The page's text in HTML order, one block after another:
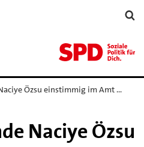
Özsu einstimmig im Amt …
Naciye Özsu